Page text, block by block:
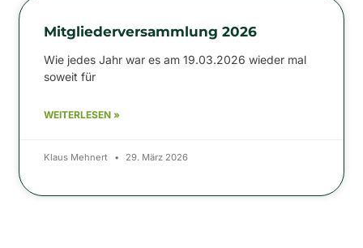
Mitgliederversammlung 2026
Wie jedes Jahr war es am 19.03.2026 wieder mal
soweit für
WEITERLESEN »
Klaus Mehnert 29. März 2026